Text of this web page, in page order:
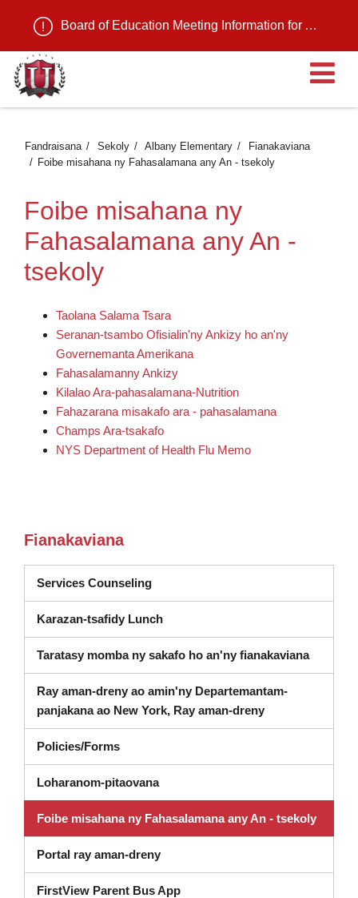
Board of Education Meeting Information for August 11, 2026
Fandraisana Sekoly Albany Elementary
Fianakaviana
Foibe misahana ny Fahasalamana any An - tsekoly
Foibe misahana ny
Fahasalamana any An -
tsekoly
Taolana Salama Tsara
Seranan-tsambo Ofisialin'ny Ankizy ho an'ny
Governemanta Amerikana
Fahasalamanny Ankizy
Kilalao Ara-pahasalamana-Nutrition
Fahazarana misakafo ara - pahasalamana
Champs Ara-tsakafo
NYS Department of Health Flu Memo
Fianakaviana
Services Counseling(misokatra amin'ny varavarankely
Karazan-tsafidy Lunch
Taratasy momba ny sakafo ho an'ny fianakaviana
Ray aman-dreny ao amin'ny Departemantam-
panjakana ao New York, Ray aman-drenyDashboard
Policies/Forms
Loharanom-pitaovana
Foibe misahana ny Fahasalamana any An - tsekoly
Portal ray aman-dreny
FirstView Parent Bus App